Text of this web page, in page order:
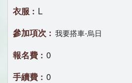
L
我要搭車-烏日
0
0